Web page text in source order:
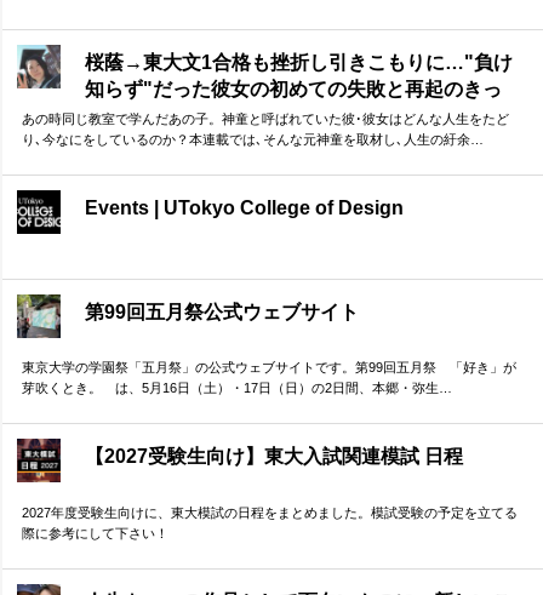
て振り返っていただきました。 ゴールから逆算して計画した上で、「全力で努力」
より「淡々と継続」 ーー実体験に基づく重松さんのお話は、受験勉強に励む方に多
くの示唆を与えてくれるはずです。
桜蔭→東大文1合格も挫折し引きこもりに…"負け
知らず"だった彼女の初めての失敗と再起のきっ
かけ
あの時同じ教室で学んだあの子。神童と呼ばれていた彼･彼女はどんな人生をたど
り､今なにをしているのか？本連載では､そんな元神童を取材し､人生の紆余…
Events | UTokyo College of Design
第99回五月祭公式ウェブサイト
東京大学の学園祭「五月祭」の公式ウェブサイトです。第99回五月祭 「好き」が
芽吹くとき。 は、5月16日（土）・17日（日）の2日間、本郷・弥生…
【2027受験生向け】東大入試関連模試 日程
2027年度受験生向けに、東大模試の日程をまとめました。模試受験の予定を立てる
際に参考にして下さい！